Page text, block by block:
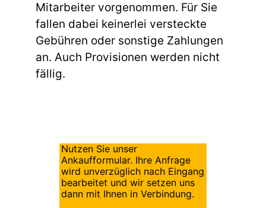
Mitarbeiter vorgenommen. Für Sie
fallen dabei keinerlei versteckte
Gebühren oder sonstige Zahlungen
an. Auch Provisionen werden nicht
fällig.
Nutzen Sie unser
Ankaufformular. Ihre Anfrage
wird unverzüglich nach Eingang
bearbeitet und wir setzen uns
dann mit Ihnen in Verbindung.